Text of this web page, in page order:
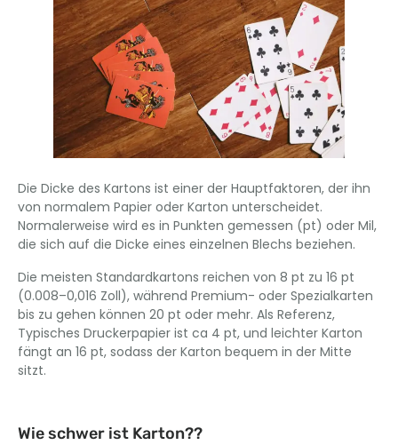
Die Dicke des Kartons ist einer der Hauptfaktoren, der ihn
von normalem Papier oder Karton unterscheidet.
Normalerweise wird es in Punkten gemessen (pt) oder Mil,
die sich auf die Dicke eines einzelnen Blechs beziehen.
Die meisten Standardkartons reichen von 8 pt zu 16 pt
(0.008–0,016 Zoll), während Premium- oder Spezialkarten
bis zu gehen können 20 pt oder mehr. Als Referenz,
Typisches Druckerpapier ist ca 4 pt, und leichter Karton
fängt an 16 pt, sodass der Karton bequem in der Mitte
sitzt.
Wie schwer ist Karton??